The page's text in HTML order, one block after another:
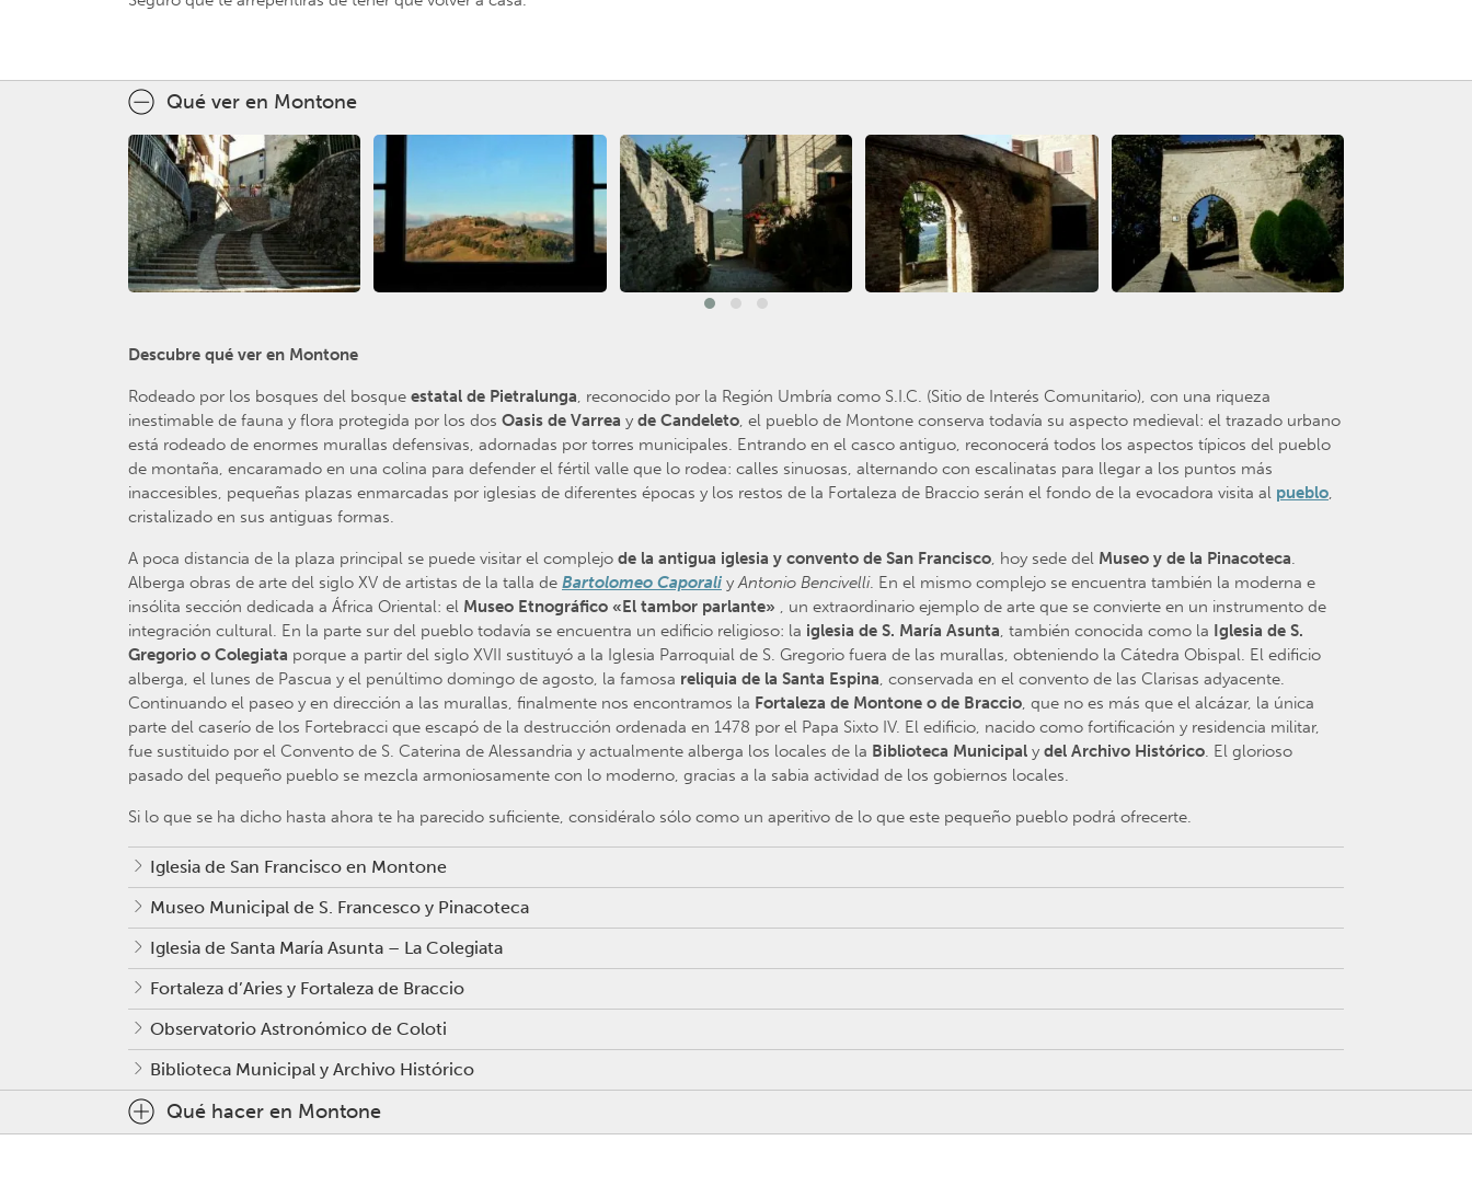
Qué ver en Montone
Descubre qué ver en Montone
Rodeado por los bosques del bosque estatal de Pietralunga, reconocido por la Región Umbría como S.I.C. (Sitio de Interés Comunitario), con una riqueza
inestimable de fauna y flora protegida por los dos Oasis de Varrea y de Candeleto, el pueblo de Montone conserva todavía su aspecto medieval: el trazado urbano
está rodeado de enormes murallas defensivas, adornadas por torres municipales. Entrando en el casco antiguo, reconocerá todos los aspectos típicos del pueblo
de montaña, encaramado en una colina para defender el fértil valle que lo rodea: calles sinuosas, alternando con escalinatas para llegar a los puntos más
inaccesibles, pequeñas plazas enmarcadas por iglesias de diferentes épocas y los restos de la Fortaleza de Braccio serán el fondo de la evocadora visita al pueblo,
cristalizado en sus antiguas formas.
A poca distancia de la plaza principal se puede visitar el complejo de la antigua iglesia y convento de San Francisco, hoy sede del Museo y de la Pinacoteca.
Alberga obras de arte del siglo XV de artistas de la talla de Bartolomeo Caporali yAntonio Bencivelli. En el mismo complejo se encuentra también la moderna e
insólita sección dedicada a África Oriental: el Museo Etnográfico «El tambor parlante» , un extraordinario ejemplo de arte que se convierte en un instrumento de
integración cultural. En la parte sur del pueblo todavía se encuentra un edificio religioso: la iglesia de S. María Asunta, también conocida como la Iglesia de S.
Gregorio o Colegiata porque a partir del siglo XVII sustituyó a la Iglesia Parroquial de S. Gregorio fuera de las murallas, obteniendo la Cátedra Obispal. El edificio
alberga, el lunes de Pascua y el penúltimo domingo de agosto, la famosa reliquia de la Santa Espina, conservada en el convento de las Clarisas adyacente.
Continuando el paseo y en dirección a las murallas, finalmente nos encontramos la Fortaleza de Montone o de Braccio, que no es más que el alcázar, la única
parte del caserío de los Fortebracci que escapó de la destrucción ordenada en 1478 por el Papa Sixto IV. El edificio, nacido como fortificación y residencia militar,
fue sustituido por el Convento de S. Caterina de Alessandria y actualmente alberga los locales de la Biblioteca Municipal y del Archivo Histórico. El glorioso
pasado del pequeño pueblo se mezcla armoniosamente con lo moderno, gracias a la sabia actividad de los gobiernos locales.
Si lo que se ha dicho hasta ahora te ha parecido suficiente, considéralo sólo como un aperitivo de lo que este pequeño pueblo podrá ofrecerte.
Iglesia de San Francisco en Montone
Museo Municipal de S. Francesco y Pinacoteca
Iglesia de Santa María Asunta – La Colegiata
Fortaleza d’Aries y Fortaleza de Braccio
Observatorio Astronómico de Coloti
Biblioteca Municipal y Archivo Histórico
Qué hacer en Montone